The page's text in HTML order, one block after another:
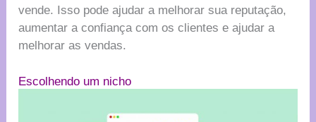
vende. Isso pode ajudar a melhorar sua reputação,
aumentar a confiança com os clientes e ajudar a
melhorar as vendas.
Escolhendo um nicho